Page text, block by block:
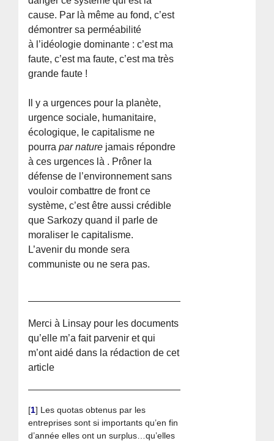
cause. Par là même au fond, c’est
démontrer sa perméabilité
à l’idéologie dominante : c’est ma
faute, c’est ma faute, c’est ma très
grande faute !
Il y a urgences pour la planète,
urgence sociale, humanitaire,
écologique, le capitalisme ne
pourrapar nature jamais répondre
à ces urgences là . Prôner la
défense de l’environnement sans
vouloir combattre de front ce
système, c’est être aussi crédible
que Sarkozy quand il parle de
moraliser le capitalisme.
L’avenir du monde sera
communiste ou ne sera pas.
Merci à Linsay pour les documents
qu’elle m’a fait parvenir et qui
m’ont aidé dans la rédaction de cet
article
[1] Les quotas obtenus par les
entreprises sont si importants qu’en fin
d’année elles ont un surplus…qu’elles